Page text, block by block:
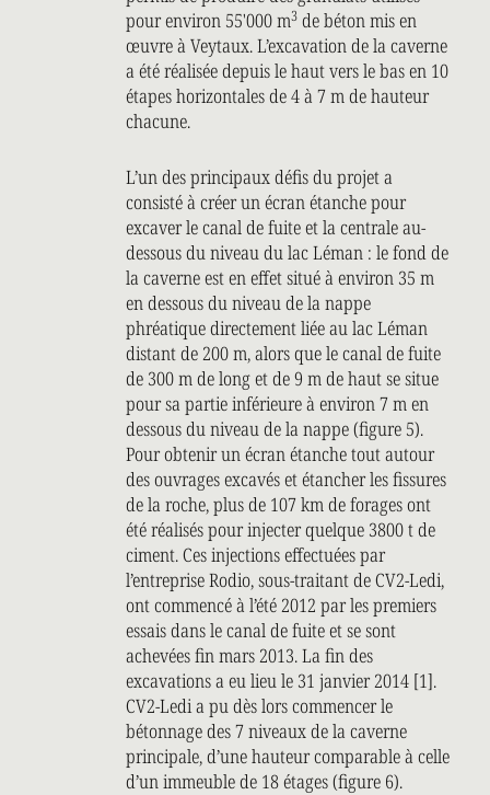
pour environ 55'000 m3 de béton mis en
œuvre à Veytaux. L’excavation de la caverne
a été réalisée depuis le haut vers le bas en 10
étapes horizontales de 4 à 7 m de hauteur
chacune.
L’un des principaux défis du projet a
consisté à créer un écran étanche pour
excaver le canal de fuite et la centrale au-
dessous du niveau du lac Léman : le fond de
la caverne est en effet situé à environ 35 m
en dessous du niveau de la nappe
phréatique directement liée au lac Léman
distant de 200 m, alors que le canal de fuite
de 300 m de long et de 9 m de haut se situe
pour sa partie inférieure à environ 7 m en
dessous du niveau de la nappe (figure 5).
Pour obtenir un écran étanche tout autour
des ouvrages excavés et étancher les fissures
de la roche, plus de 107 km de forages ont
été réalisés pour injecter quelque 3800 t de
ciment. Ces injections effectuées par
l’entreprise Rodio, sous-traitant de CV2-Ledi,
ont commencé à l’été 2012 par les premiers
essais dans le canal de fuite et se sont
achevées fin mars 2013. La fin des
excavations a eu lieu le 31 janvier 2014 [1].
CV2-Ledi a pu dès lors commencer le
bétonnage des 7 niveaux de la caverne
principale, d’une hauteur comparable à celle
d’un immeuble de 18 étages (figure 6).